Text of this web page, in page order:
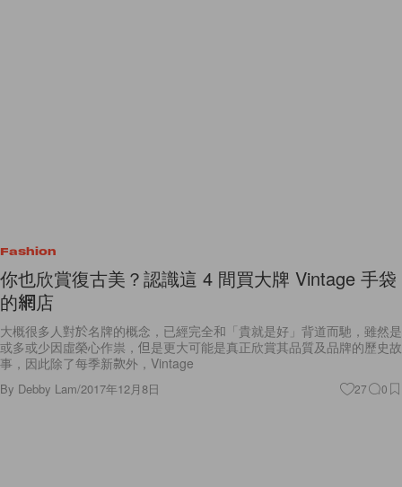
Fashion
你也欣賞復古美？認識這 4 間買大牌 Vintage 手袋
的網店
大概很多人對於名牌的概念，已經完全和「貴就是好」背道而馳，雖然是
或多或少因虛榮心作祟，但是更大可能是真正欣賞其品質及品牌的歷史故
事，因此除了每季新款外，Vintage
By Debby Lam/2017年12月8日 27 0